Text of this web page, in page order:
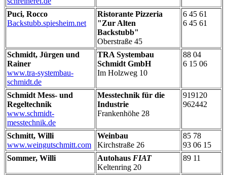
Puci, Rocco
Backstubb.spiesheim.net
Ristorante Pizzeria
"Zur Alten
Backstubb"
Oberstraße 45
6 45 61
6 45 61
Schmidt, Jürgen und
Rainer
www.tra-systembau-
schmidt.de
TRA Systembau
Schmidt GmbH
Im Holzweg 10
88 04
6 15 06
Schmidt Mess- und
Regeltechnik
www.schmidt-
messtechnik.de
Messtechnik für die
Industrie
Frankenhöhe 28
919120
962442
Schmitt, Willi
www.weingutschmitt.com
Weinbau
Kirchstraße 26
85 78
93 06 15
Sommer, Willi
Autohaus FIAT
Keltenring 20
89 11